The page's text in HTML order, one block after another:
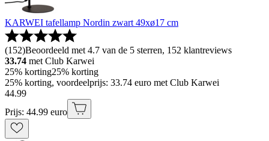
KARWEI tafellamp Nordin zwart 49xø17 cm
(152)Beoordeeld met 4.7 van de 5 sterren, 152 klantreviews
33.74 met Club Karwei
25% korting25% korting
25% korting, voordeelprijs: 33.74 euro met Club Karwei
44.99
Prijs: 44.99 euro